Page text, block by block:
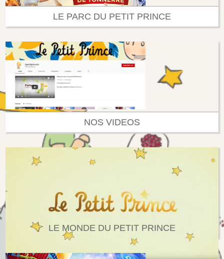
LE PARC DU PETIT PRINCE
NOS VIDEOS
LE MONDE DU PETIT PRINCE